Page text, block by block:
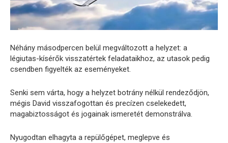
Néhány másodpercen belül megváltozott a helyzet: a
légiutas-kísérők visszatértek feladataikhoz, az utasok pedig
csendben figyelték az eseményeket.
Senki sem várta, hogy a helyzet botrány nélkül rendeződjön,
mégis David visszafogottan és precízen cselekedett,
magabiztosságot és jogainak ismeretét demonstrálva.
Nyugodtan elhagyta a repülőgépet, meglepve és